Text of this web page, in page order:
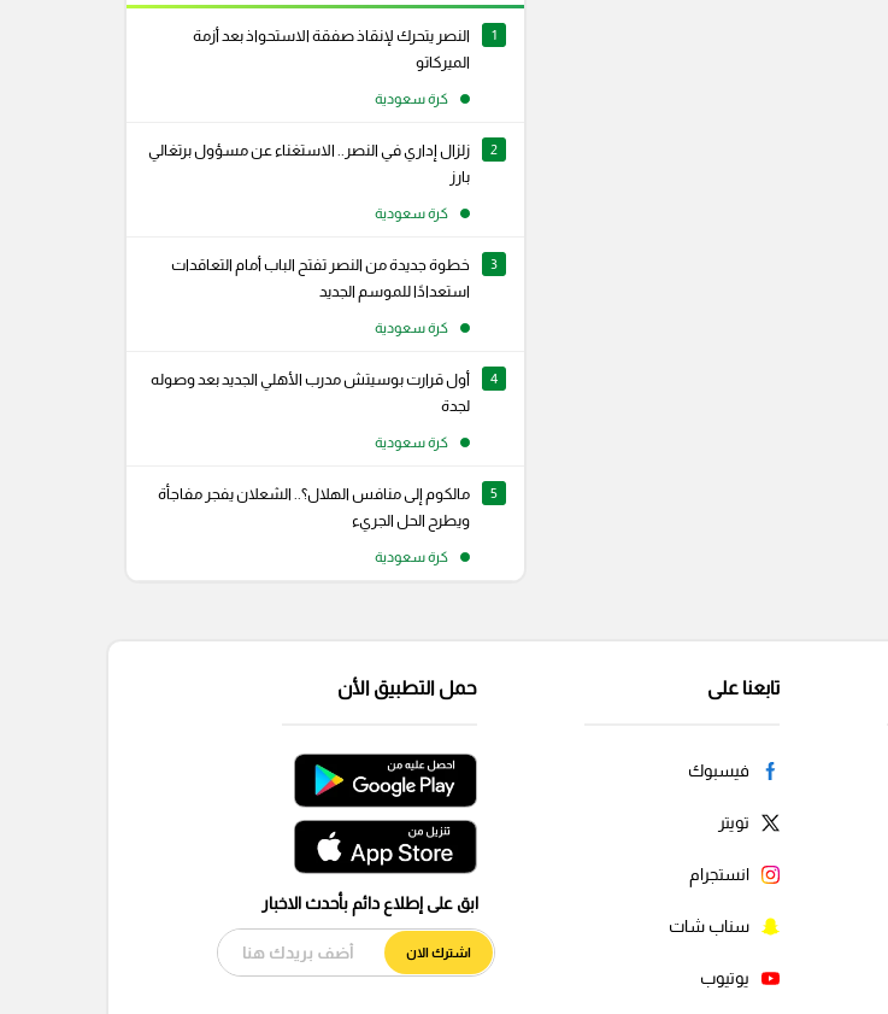
1
النصر يتحرك لإنقاذ صفقة الاستحواذ بعد أزمة
الميركاتو
كرة سعودية
2
زلزال إداري في النصر.. الاستغناء عن مسؤول برتغالي
بارز
كرة سعودية
3
خطوة جديدة من النصر تفتح الباب أمام التعاقدات
استعدادًا للموسم الجديد
كرة سعودية
4
أول قرارت بوسيتش مدرب الأهلي الجديد بعد وصوله
لجدة
كرة سعودية
5
مالكوم إلى منافس الهلال؟.. الشعلان يفجر مفاجأة
ويطرح الحل الجريء
كرة سعودية
تابعنا على
فيسبوك
تويتر
انستجرام
سناب شات
يوتيوب
حمل التطبيق الأن
ابق على إطلاع دائم بأحدث الاخبار
اشترك الان